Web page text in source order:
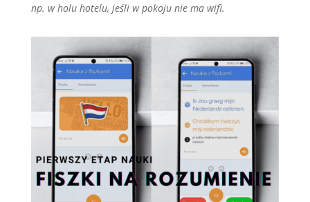
np. w holu hotelu, jeśli w pokoju nie ma wifi.